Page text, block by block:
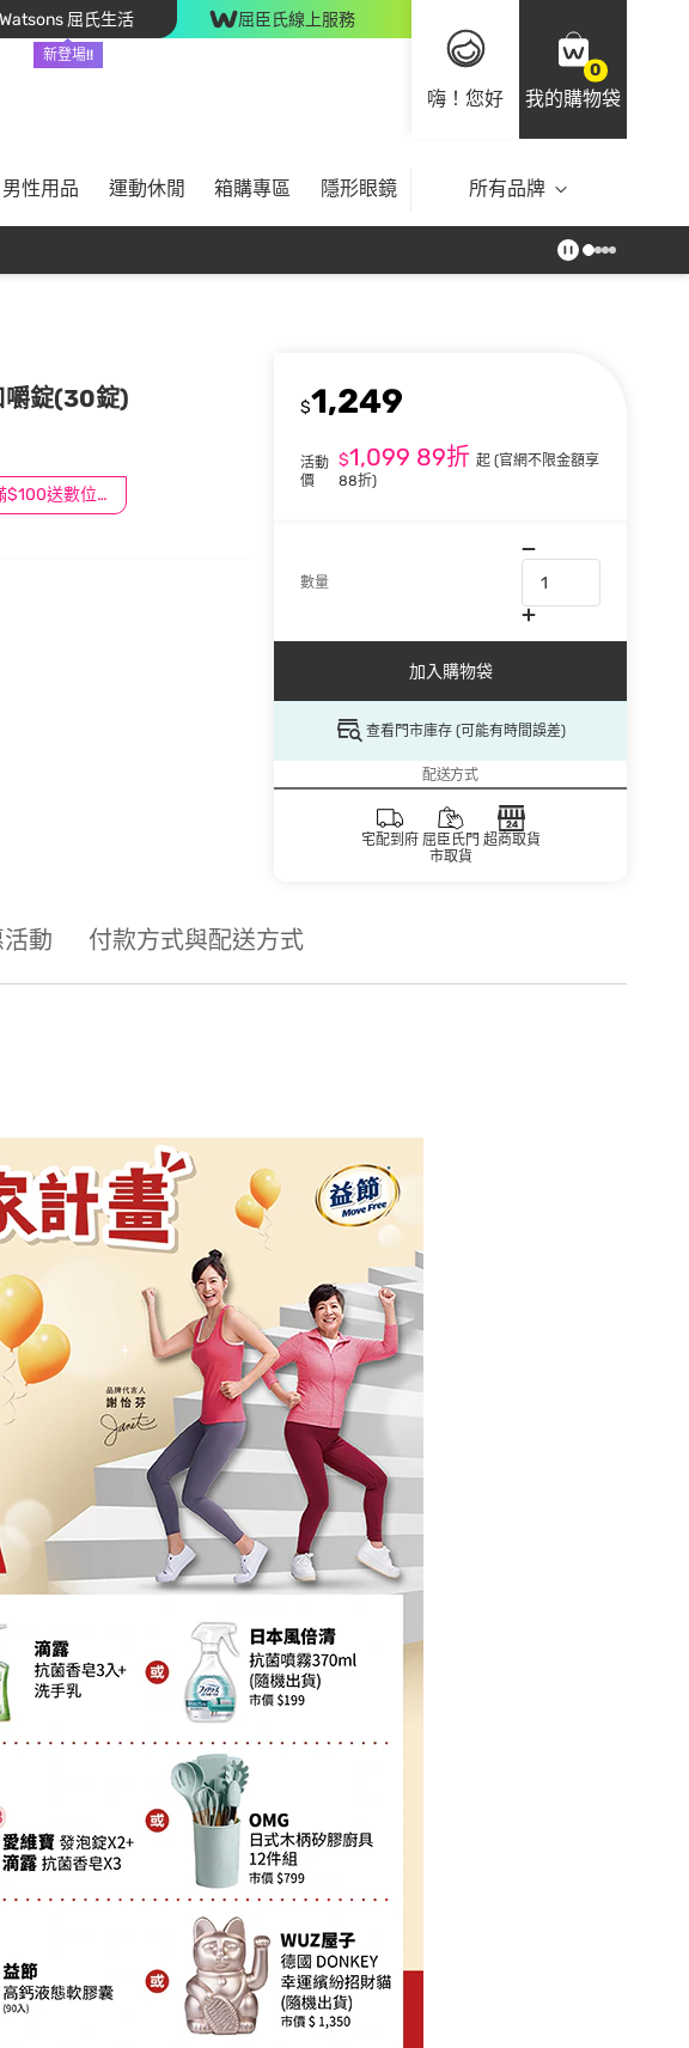
Watsons 屈氏生活
新登場!!
屈臣氏線上服務
嗨！您好
0
我的購物袋
男性用品 運動休閒 箱購專區 隱形眼鏡 所有品牌
嚼錠(30錠)
滿$100送數位印花
$1,249
活動
價
$1,099 89折 起 (官網不限金額享
88折)
數量
加入購物袋
查看門市庫存 (可能有時間誤差)
配送方式
宅配到府 屈臣氏門
市取貨
超商取貨
動 付款方式與配送方式